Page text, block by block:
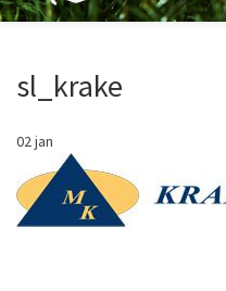
sl_krake
02jan